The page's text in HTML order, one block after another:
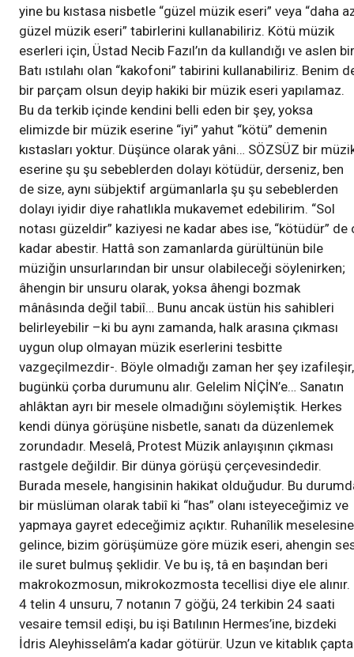
yine bu kıstasa nisbetle “güzel müzik eseri” veya “daha
güzel müzik eseri” tabirlerini kullanabiliriz. Kötü müzik
eserleri için, Üstad Necib Fazıl’ın da kullandığı ve aslen bir
Batı ıstılahı olan “kakofoni” tabirini kullanabiliriz. Benim
bir parçam olsun deyip hakiki bir müzik eseri yapılamaz.
Bu da terkib içinde kendini belli eden bir şey, yoksa
elimizde bir müzik eserine “iyi” yahut “kötü” demenin
kıstasları yoktur. Düşünce olarak yâni… SÖZSÜZ bir
eserine şu şu sebeblerden dolayı kötüdür, derseniz, ben
de size, aynı sübjektif argümanlarla şu şu sebeblerden
dolayı iyidir diye rahatlıkla mukavemet edebilirim. “Sol
notası güzeldir” kaziyesi ne kadar abes ise, “kötüdür” de
kadar abestir. Hattâ son zamanlarda gürültünün bile
müziğin unsurlarından bir unsur olabileceği söylenirken;
âhengin bir unsuru olarak, yoksa âhengi bozmak
mânâsında değil tabiî… Bunu ancak üstün his sahibleri
belirleyebilir –ki bu aynı zamanda, halk arasına çıkması
uygun olup olmayan müzik eserlerini tesbitte
vazgeçilmezdir-. Böyle olmadığı zaman her şey izafileşir,
bugünkü çorba durumunu alır. Gelelim NİÇİN’e… Sanatın
ahlâktan ayrı bir mesele olmadığını söylemiştik. Herkes
kendi dünya görüşüne nisbetle, sanatı da düzenlemek
zorundadır. Meselâ, Protest Müzik anlayışının çıkması
rastgele değildir. Bir dünya görüşü çerçevesindedir.
Burada mesele, hangisinin hakikat olduğudur. Bu
bir müslüman olarak tabiî ki “has” olanı isteyeceğimiz ve
yapmaya gayret edeceğimiz açıktır. Ruhanîlik meselesine
gelince, bizim görüşümüze göre müzik eseri, ahengin
ile suret bulmuş şeklidir. Ve bu iş, tâ en başından beri
makrokozmosun, mikrokozmosta tecellisi diye ele alınır.
4 telin 4 unsuru, 7 notanın 7 göğü, 24 terkibin 24 saati
vesaire temsil edişi, bu işi Batılının Hermes’ine, bizdeki
İdris Aleyhisselâm’a kadar götürür. Uzun ve kitablık çapta